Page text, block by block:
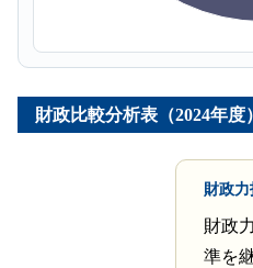
財政比較分析表（2024年度）
財政
財政
準を